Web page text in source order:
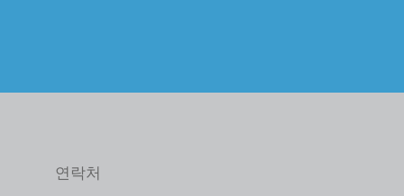
연락처